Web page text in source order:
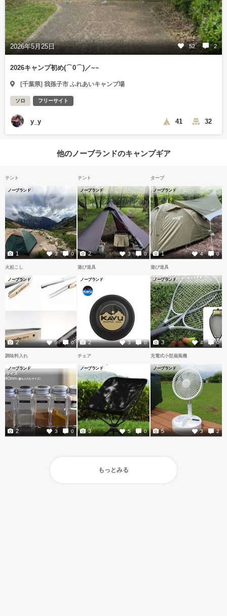
2026年5月25日 52 2
2026キャンプ初め(⌒0⌒)／~~
[千葉県] 我孫子市 ふれあいキャンプ場
ソロ フリーサイト
y_y 41 32
他のノーブランドのキャンプギア
テント
ノーブランド
3 0
1
テント
ノーブランド
3 0
2
タープ
ノーブランド
4 0
1
火起こし
ノーブランド
3 0
2
遊び道具
ノーブランド
3 0
2
遊び道具
ノーブランド
4 0
3
調味料入れ
ノーブランド
3 0
2
チェア
ノーブランド
5 0
3
充電式小型扇風機
ノーブランド
3 2
5
もっとみる